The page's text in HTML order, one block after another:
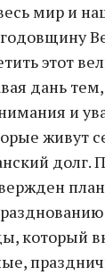
мир и
этот
дань
и
живут
долг.
который